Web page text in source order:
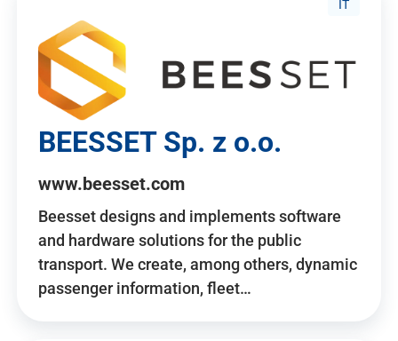
IT
BEESSET Sp. z o.o.
www.beesset.com
Beesset designs and implements software
and hardware solutions for the public
transport. We create, among others, dynamic
passenger information, fleet…